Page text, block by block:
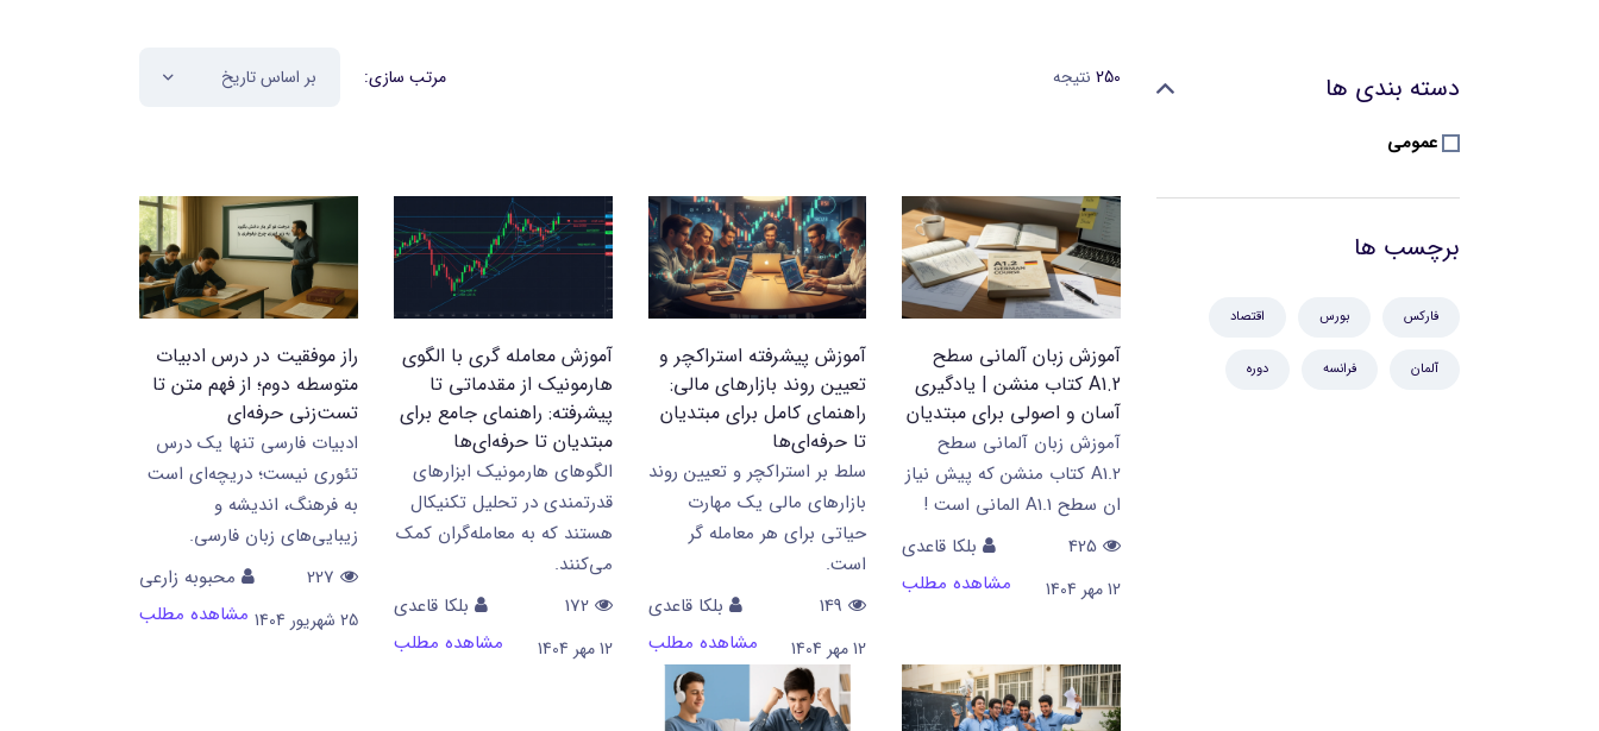
دسته بندی ها
عمومی
برچسب ها
فارکس بورس اقتصاد
آلمان فرانسه دوره
250 نتیجه مرتب سازی: بر اساس تاریخ
آموزش زبان آلمانی سطح
A1.2 کتاب منشن | یادگیری
آسان و اصولی برای مبتدیان
آموزش زبان آلمانی سطح
A1.2 کتاب منشن که پیش نیاز
ان سطح A1.1 المانی است !
بلکا قاعدی
12 مهر 1404 مشاهده مطلب
آموزش پیشرفته استراکچر و
تعیین روند بازارهای مالی:
راهنمای کامل برای مبتدیان
تا حرفه‌ای‌ها
سلط بر استراکچر و تعیین روند
بازارهای مالی یک مهارت‌
حیاتی برای هر معامله‌ گر
است.
149
بلکا قاعدی
12 مهر 1404 مشاهده مطلب
آموزش معامله گری با الگوی
هارمونیک از مقدماتی تا
پیشرفته: راهنمای جامع برای
مبتدیان تا حرفه‌ای‌ها
الگوهای هارمونیک ابزارهای
قدرتمندی در تحلیل تکنیکال
هستند که به معامله‌گران کمک
می‌کنند.
172
بلکا قاعدی
12 مهر 1404 مشاهده مطلب
راز موفقیت در درس ادبیات
متوسطه دوم؛ از فهم متن تا
تست‌زنی حرفه‌ای
ادبیات فارسی تنها یک درس
تئوری نیست؛ دریچه‌ای است
به فرهنگ، اندیشه و
زیبایی‌های زبان فارسی.
محبوبه زارعی
25 شهریور 1404 مشاهده مطلب